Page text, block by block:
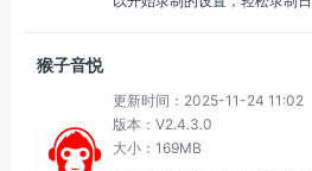
猴子音悦
更新时间：2025-11-24 11:02
版本：V2.4.3.0
大小：169MB